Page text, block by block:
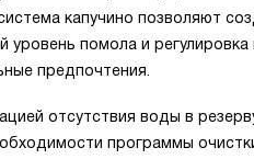
капучино позволяют
помола и
предпочтения.
отсутствия воды в
программы